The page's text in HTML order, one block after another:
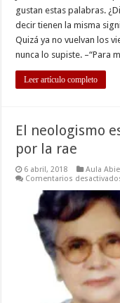
gustan estas palabras.
decir tienen la misma
Quizá ya no vuelvan los
nunca lo supiste. –“Para
Leer artículo completo
El neologismo
por la rae
6 abril, 2018 Aula
Comentarios